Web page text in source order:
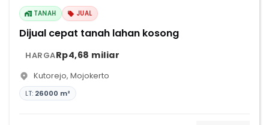
TANAH JUAL
Dijual cepat tanah lahan kosong
HARGARp4,68 miliar
Kutorejo, Mojokerto
LT: 26000 m²